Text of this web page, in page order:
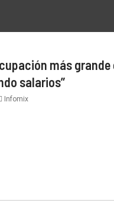
más grande
salarios”
Infomix